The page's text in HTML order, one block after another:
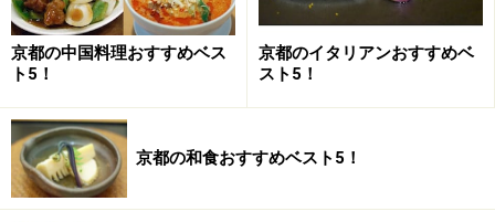
京都の中国料理おすすめベス
ト5！
京都のイタリアンおすすめベ
スト5！
京都の和食おすすめベスト5！